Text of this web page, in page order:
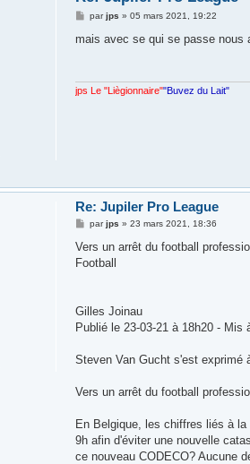
M
s
parjps »05 mars 2021, 19:22
mais avec se qui se passe nous
jps Le "Liègionnaire""Buvez du Lait"
Re: Jupiler Pro League
M
s
a
parjps »23 mars 2021, 18:36
Vers un arrêt du football
Football
Gilles Joinau
Publié le 23-03-21 à 18h20 - Mis
Steven Van Gucht s'est exprimé
Vers un arrêt du football
En Belgique, les chiffres liés à
9h afin d'éviter une nouvelle
ce nouveau CODECO? Aucune